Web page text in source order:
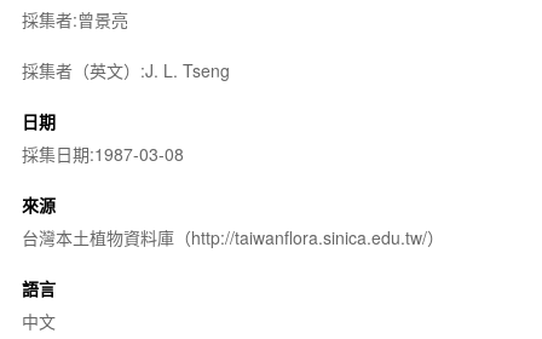
採集者:曾景亮
採集者（英文）:J. L. Tseng
日期
採集日期:1987-03-08
來源
台灣本土植物資料庫（http://taiwanflora.sinica.edu.tw/）
語言
中文